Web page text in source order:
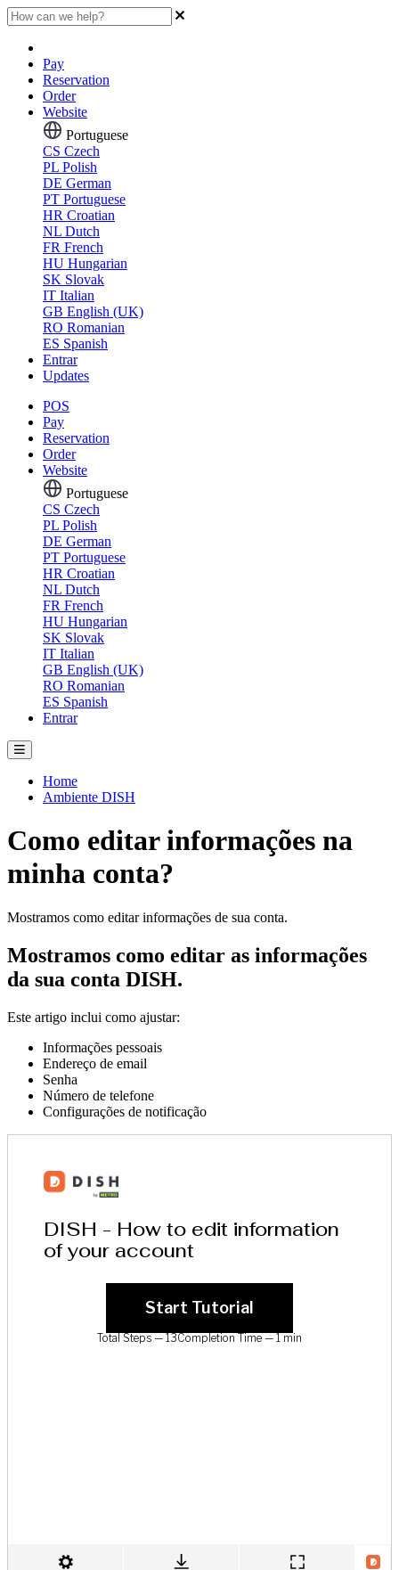
Pay
Reservation
Order
Website
Portuguese
CS Czech
PL Polish
DE German
PT Portuguese
HR Croatian
NL Dutch
FR French
HU Hungarian
SK Slovak
IT Italian
GB English (UK)
RO Romanian
ES Spanish
Entrar
Updates
POS
Pay
Reservation
Order
Website
Portuguese
CS Czech
PL Polish
DE German
PT Portuguese
HR Croatian
NL Dutch
FR French
HU Hungarian
SK Slovak
IT Italian
GB English (UK)
RO Romanian
ES Spanish
Entrar
Home
Ambiente DISH
Como editar informações na
minha conta?
Mostramos como editar informações de sua conta.
Mostramos como editar as informações
da sua conta DISH.
Este artigo inclui como ajustar:
Informações pessoais
Endereço de email
Senha
Número de telefone
Configurações de notificação